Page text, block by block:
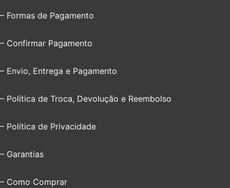
– Formas de Pagamento
– Confirmar Pagamento
– Envio, Entrega e Pagamento
– Política de Troca, Devolução e Reembolso
– Política de Privacidade
– Garantias
– Como Comprar